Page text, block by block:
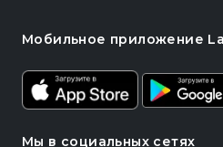
Мобильное приложение
Мы в социальных сетях